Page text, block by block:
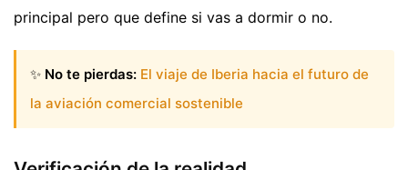
principal pero que define si vas a dormir o no.
✨ No te pierdas: El viaje de Iberia hacia el futuro de
la aviación comercial sostenible